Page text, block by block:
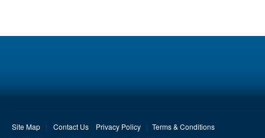
Site Map Contact Us Privacy Policy Terms & Conditions